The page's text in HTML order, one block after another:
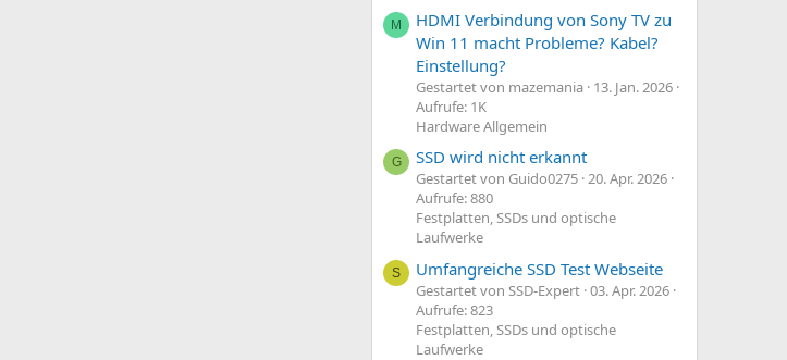
M
HDMI Verbindung von Sony TV zu
Win 11 macht Probleme? Kabel?
Einstellung?
Gestartet von mazemania 13. Jan. 2026
Aufrufe: 1K
Hardware Allgemein
G SSD wird nicht erkannt
Gestartet von Guido0275 20. Apr. 2026
Aufrufe: 880
Festplatten, SSDs und optische
Laufwerke
S Umfangreiche SSD Test Webseite
Gestartet von SSD-Expert 03. Apr. 2026
Aufrufe: 823
Festplatten, SSDs und optische
Laufwerke